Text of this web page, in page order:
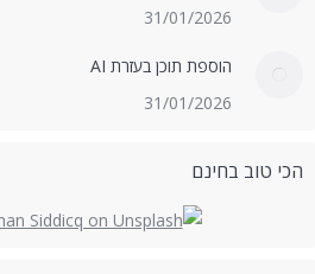
31/01/2026
הוספת תוכן בעזרת AI
31/01/2026
הכי טוב בחינם